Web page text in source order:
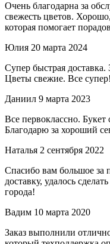
Очень благодарна за
свежесть цветов.
которая помогает
Юлия 20 марта 2024
Супер быстрая
Цветы свежие. Все
Даниил 9 марта 2023
Все первоклассно. Букет
Благодарю за хороший
Наталья 2 сентября 2022
Спасибо вам большое за
доставку, удалось
города!
Вадим 10 марта 2020
Заказ выполнили